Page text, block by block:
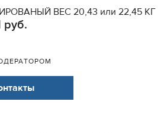
ВЕС 20,43 или 22,45 КГ
руб.